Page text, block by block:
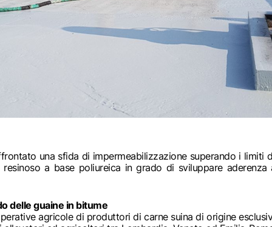
una sfida di impermeabilizzazione superando i limiti
a base poliureica in grado di sviluppare
delle guaine in bitume
agricole di produttori di carne suina di origine